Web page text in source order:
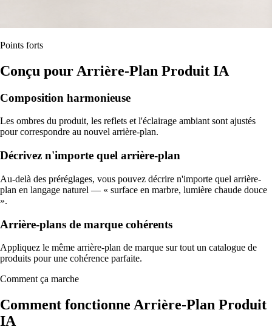
Points forts
Conçu pour Arrière-Plan Produit IA
Composition harmonieuse
Les ombres du produit, les reflets et l'éclairage ambiant sont ajustés
pour correspondre au nouvel arrière-plan.
Décrivez n'importe quel arrière-plan
Au-delà des préréglages, vous pouvez décrire n'importe quel arrière-
plan en langage naturel — « surface en marbre, lumière chaude douce
».
Arrière-plans de marque cohérents
Appliquez le même arrière-plan de marque sur tout un catalogue de
produits pour une cohérence parfaite.
Comment ça marche
Comment fonctionne Arrière-Plan Produit
IA